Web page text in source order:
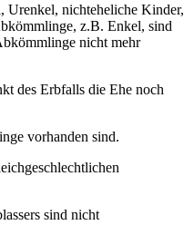
nichteheliche Kinder,
z.B. Enkel, sind
nicht mehr
des Erbfalls die Ehe noch
vorhanden sind.
sind nicht